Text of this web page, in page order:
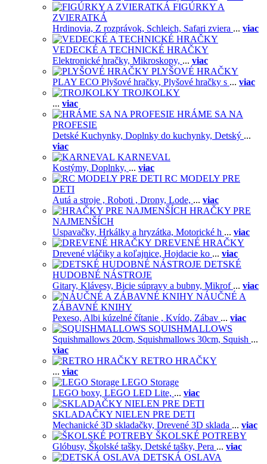
FIGÚRKY A
ZVIERATKÁ
Hrdinovia, Z rozprávok, Schleich, Safari zviera ... viac
VEDECKÉ A TECHNICKÉ HRAČKY
Elektronické hračky, Mikroskopy, ... viac
PLYŠOVÉ HRAČKY
PLAY ECO Plyšové hračky, Plyšové hračky s ... viac
TROJKOLKY
... viac
HRÁME SA NA
PROFESIE
Detské Kuchynky, Doplnky do kuchynky, Detský ...
viac
KARNEVAL
Kostýmy, Doplnky, ... viac
RC MODELY PRE
DETI
Autá a stroje , Roboti , Drony, Lode, ... viac
HRAČKY PRE
NAJMENŠÍCH
Uspavačky, Hrkálky a hryzátka, Motorické h ... viac
DREVENÉ HRAČKY
Drevené vláčiky a koľajnice, Hojdacie ko ... viac
DETSKÉ
HUDOBNÉ NÁSTROJE
Gitary, Klávesy, Bicie súpravy a bubny, Mikrof ... viac
NÁUČNÉ A
ZÁBAVNÉ KNIHY
Pexeso, Albi kúzelné čítanie , Kvído, Zábav ... viac
SQUISHMALLOWS
Squishmallows 20cm, Squishmallows 30cm, Squish ...
viac
RETRO HRAČKY
... viac
LEGO Storage
LEGO boxy, LEGO LED Lite, ... viac
SKLADAČKY NIELEN PRE DETI
Mechanické 3D skladačky, Drevené 3D sklada ... viac
ŠKOLSKÉ POTREBY
Glóbusy, Školské tašky, Detské tašky, Pera ... viac
DETSKÁ OSLAVA